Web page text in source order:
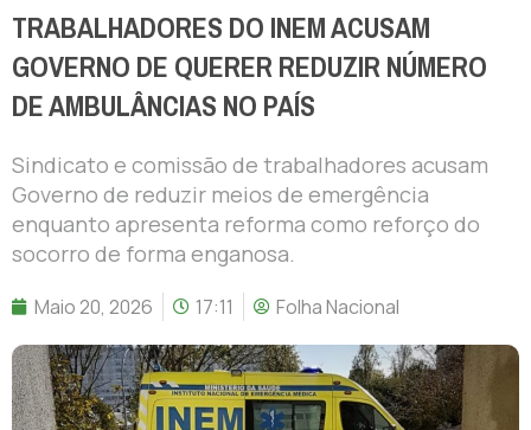
TRABALHADORES DO INEM ACUSAM
GOVERNO DE QUERER REDUZIR NÚMERO
DE AMBULÂNCIAS NO PAÍS
Sindicato e comissão de trabalhadores acusam
Governo de reduzir meios de emergência
enquanto apresenta reforma como reforço do
socorro de forma enganosa.
Maio 20, 2026 17:11 Folha Nacional